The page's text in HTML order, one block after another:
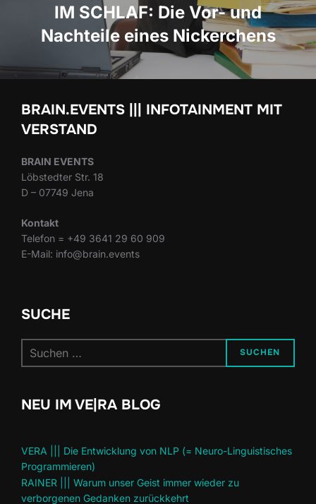
IM SCHLAF: Die Vor- und
Nachteile eines Nickerchens
BRAIN.EVENTS ||| INFOTAINMENT MIT
VERSTAND
BRAIN EVENTS
Löbstedter Str. 18
D – 07749 Jena
Kontakt
Telefon = +49 3641 29 60 909
E-Mail: info@brain.events
SUCHE
nach:
SUCHEN
NEU IM VE|RA BLOG
VERA ||| Die Entwicklung von NLP (= Neuro-Linguistisches
Programmieren)
RAINER ||| Warum unser Geist immer wieder zu
verborgenen Gedanken zurückkehrt